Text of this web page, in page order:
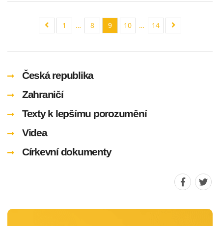
Předchozí
1 … 8 9 10 … 14
Následující
Česká republika
Zahraničí
Texty k lepšímu porozumění
Videa
Církevní dokumenty
Sdílet
na